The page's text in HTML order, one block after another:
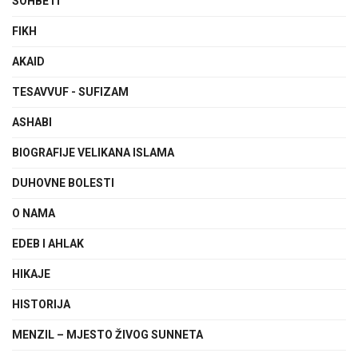
FIKH
AKAID
TESAVVUF - SUFIZAM
ASHABI
BIOGRAFIJE VELIKANA ISLAMA
DUHOVNE BOLESTI
O NAMA
EDEB I AHLAK
HIKAJE
HISTORIJA
MENZIL – MJESTO ŽIVOG SUNNETA